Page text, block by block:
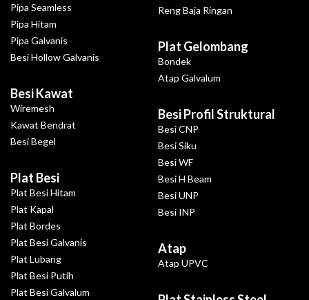
Pipa Seamless
Pipa Hitam
Pipa Galvanis
Besi Hollow Galvanis
Besi Kawat
Wiremesh
Kawat Bendrat
Besi Begel
Plat Besi
Plat Besi Hitam
Plat Kapal
Plat Bordes
Plat Besi Galvanis
Plat Lubang
Plat Besi Putih
Plat Besi Galvalum
Reng Baja Ringan
Plat Gelombang
Bondek
Atap Galvalum
Besi Profil Struktural
Besi CNP
Besi Siku
Besi WF
Besi H Beam
Besi UNP
Besi INP
Atap
Atap UPVC